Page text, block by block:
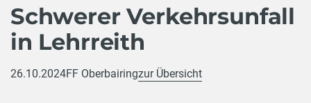
Schwerer Verkehrsunfall
in Lehrreith
26.10.2024FF Oberbairingzur Übersicht